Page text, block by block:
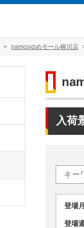
namcoゆめモール柳川店
入荷
登
登